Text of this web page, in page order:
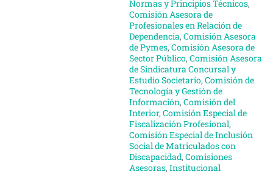
Normas y Principios Técnicos,
Comisión Asesora de
Profesionales en Relación de
Dependencia,Comisión Asesora
de Pymes,Comisión Asesora de
Sector Público,Comisión Asesora
de Sindicatura Concursal y
Estudio Societario,Comisión de
Tecnología y Gestión de
Información,Comisión del
Interior,Comisión Especial de
Fiscalización Profesional,
Comisión Especial de Inclusión
Social de Matriculados con
Discapacidad,Comisiones
Asesoras,Institucional